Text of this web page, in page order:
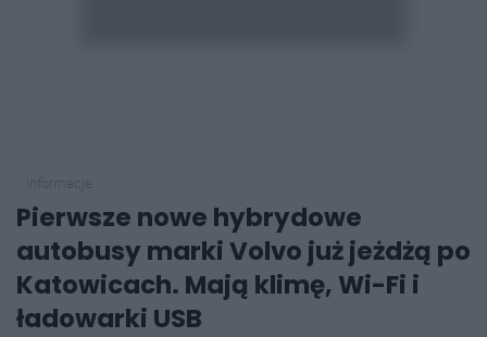
Pierwsze nowe hybrydowe
autobusy marki Volvo już jeżdżą po
Katowicach. Mają klimę, Wi-Fi i
ładowarki USB